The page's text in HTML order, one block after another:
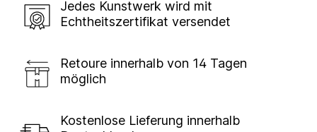
Jedes Kunstwerk wird mit
Echtheitszertifikat versendet
Retoure innerhalb von 14 Tagen
möglich
Kostenlose Lieferung innerhalb